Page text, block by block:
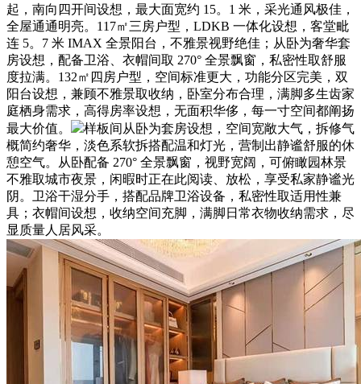
起，南向四开间设想，最大面宽约 15。1 米，采光通风极佳，
全屋通通明亮。117㎡三房户型，LDKB 一体化设想，客堂毗
连 5。7 米 IMAX 全景阳台，不雅景视野绝佳；从卧为奢华套
房设想，配备卫浴、衣帽间取 270° 全景飘窗，私密性取舒服
度拉满。132㎡四房户型，空间标准更大，功能分区完美，双
阳台设想，兼顾不雅景取收纳，卧室分布合理，满脚多生齿家
庭栖身需求，高得房率设想，无面积华侈，每一寸空间都阐扬
最大价值。
样板间从卧为套房设想，空间宽敞大气，拆修气
概简约奢华，淡色系软拆搭配温和灯光，营制出静谧舒服的休
憩空气。从卧配备 270° 全景飘窗，视野宽阔，可俯瞰园林景
不雅取城市夜景，闲暇时正在此阅读、放松，享受私家静谧光
阴。卫浴干湿分手，搭配品牌卫浴设备，私密性取适用性兼
具；衣帽间设想，收纳空间充脚，满脚日常衣物收纳需求，尽
显质量人居风采。